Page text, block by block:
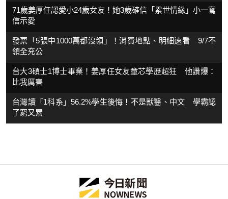
71歲姜厚任認愛小24歲女友！她3歲確信「累世情緣」小一寫
信示愛
發票「5張中1000萬都沒領」！消費地點、明細速看 9/7不
領全充公
台大3碩士1博士畢業！姜厚任女友童芯學歷超狂 他讚爆：
比我厲害
台灣讀「1科系」56.2%學生後悔！不是獸醫、中文 學霸認
了窮又累